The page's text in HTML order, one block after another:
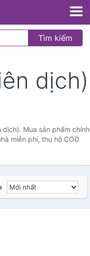
Tìm kiếm
dịch)
Mua sản phẩm chính
miễn phí, thu hộ COD